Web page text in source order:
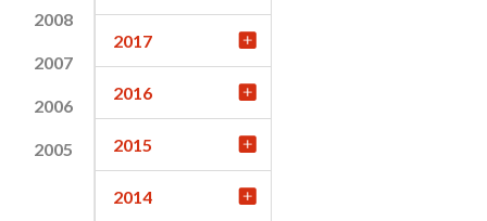
2008
2007
2006
2005
2017
2016
2015
2014